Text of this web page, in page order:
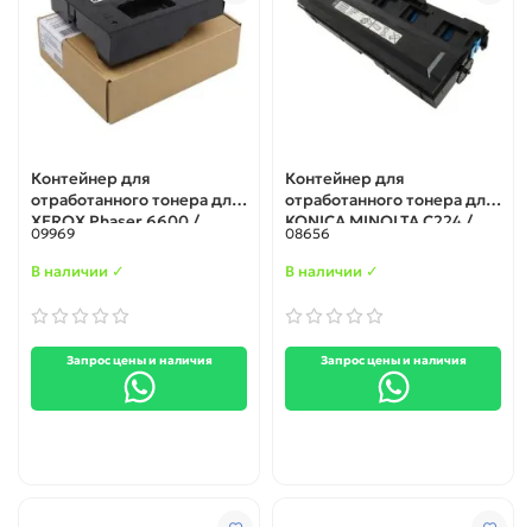
Контейнер для
отработанного тонера для
XEROX Phaser 6600 /
WorkCentre 6605 /
VersaLink C400 / C405
09969
В наличии ✓
Запрос цены и наличия
Контейнер для
отработанного тонера для
KONICA MINOLTA C224 /
C284 / C364 (A4NNWY1)
original
08656
В наличии ✓
Запрос цены и наличия